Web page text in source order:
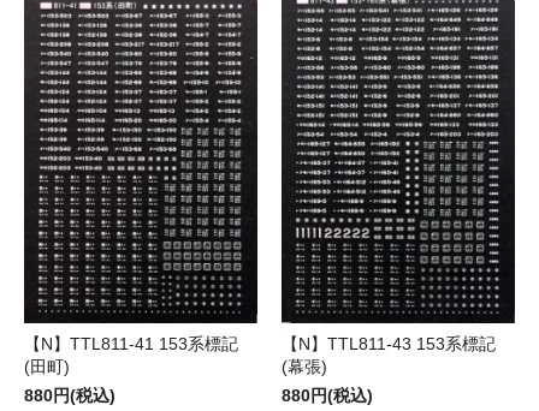
【N】TTL811-41 153系標記
(田町)
880円(税込)
【N】TTL811-43 153系標記
(幕張)
880円(税込)